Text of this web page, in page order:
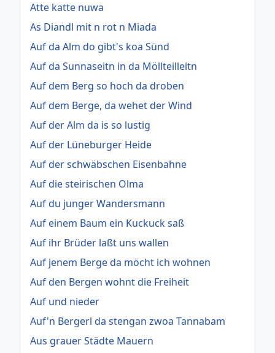
Atte katte nuwa
As Diandl mit n rot n Miada
Auf da Alm do gibt's koa Sünd
Auf da Sunnaseitn in da Möllteilleitn
Auf dem Berg so hoch da droben
Auf dem Berge, da wehet der Wind
Auf der Alm da is so lustig
Auf der Lüneburger Heide
Auf der schwäbschen Eisenbahne
Auf die steirischen Olma
Auf du junger Wandersmann
Auf einem Baum ein Kuckuck saß
Auf ihr Brüder laßt uns wallen
Auf jenem Berge da möcht ich wohnen
Auf den Bergen wohnt die Freiheit
Auf und nieder
Auf'n Bergerl da stengan zwoa Tannabam
Aus grauer Städte Mauern